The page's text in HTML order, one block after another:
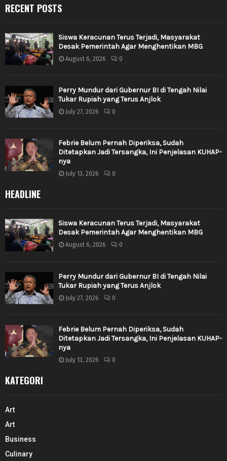
RECENT POSTS
Siswa Keracunan Terus Terjadi, Masyarakat
Desak Pemerintah Agar Menghentikan MBG
August 6, 2026 0
Perry Mundur dari Gubernur BI di Tengah Nilai
Tukar Rupiah yang Terus Anjlok
July 27, 2026 0
Febrie Belum Pernah Diperiksa, Sudah
Ditetapkan Jadi Tersangka, Ini Penjelasan KUHAP-
nya
July 13, 2026 0
HEADLINE
Siswa Keracunan Terus Terjadi, Masyarakat
Desak Pemerintah Agar Menghentikan MBG
August 6, 2026 0
Perry Mundur dari Gubernur BI di Tengah Nilai
Tukar Rupiah yang Terus Anjlok
July 27, 2026 0
Febrie Belum Pernah Diperiksa, Sudah
Ditetapkan Jadi Tersangka, Ini Penjelasan KUHAP-
nya
July 13, 2026 0
KATEGORI
Art
Art
Business
Culinary